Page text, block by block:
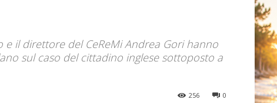
e il direttore del CeReMi Andrea Gori hanno
sul caso del cittadino inglese sottoposto a
0
256